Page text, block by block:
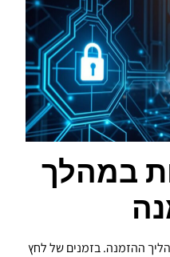
במהלך
ההזמנה. בזמנים של לחץ